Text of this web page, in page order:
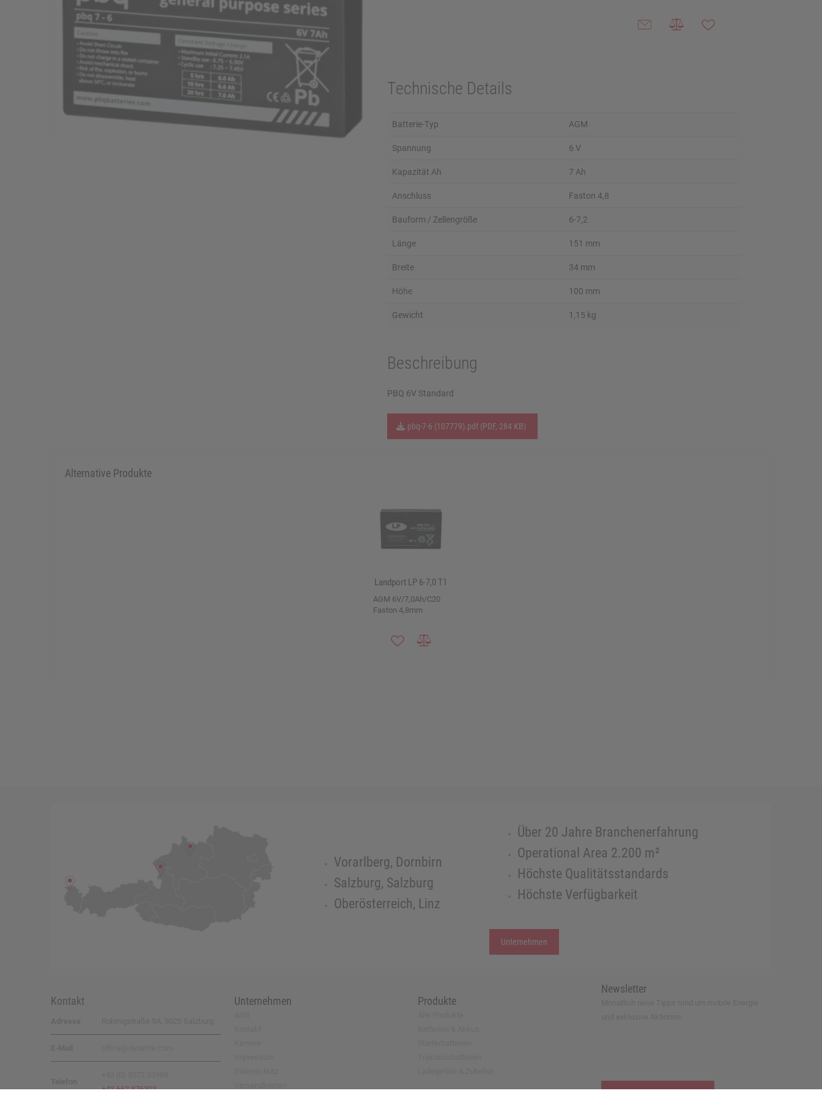
Technische Details
Batterie-Typ AGM
Spannung 6 V
Kapazität Ah 7 Ah
Anschluss Faston 4,8
Bauform / Zellengröße 6-7,2
Länge 151 mm
Breite 34 mm
Höhe 100 mm
Gewicht 1,15 kg
Beschreibung
PBQ 6V Standard
pbq-7-6 (107779).pdf (PDF, 284 KB)
Alternative Produkte
Landport LP 6-7,0 T1
AGM 6V/7,0Ah/C20
Faston 4,8mm
Vorarlberg, Dornbirn
Salzburg, Salzburg
Oberösterreich, Linz
Über 20 Jahre Branchenerfahrung
Operational Area 2.200 m²
Höchste Qualitätsstandards
Höchste Verfügbarkeit
Unternehmen
Kontakt
+43 662 876303
Unternehmen Produkte
Newsletter